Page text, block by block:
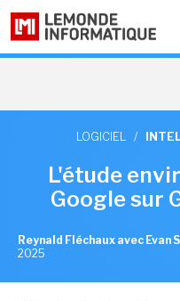
LOGICIEL /
L'étude
Google sur
Reynald Fléchaux avec Evan
2025